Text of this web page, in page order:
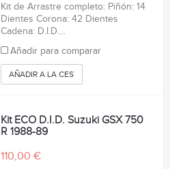
Kit de Arrastre completo: Piñón: 14
Dientes Corona: 42 Dientes
Cadena: D.I.D....
Añadir para comparar
AÑADIR A LA CESTA
Kit ECO D.I.D. Suzuki GSX 750
R 1988-89
110,00 €